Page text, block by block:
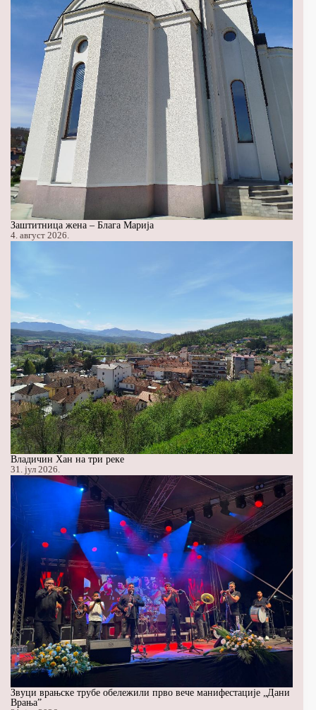
Заштитница жена – Блага Марија
4. август 2026.
Владичин Хан на три реке
31. јул 2026.
Звуци врањске трубе обележили прво вече манифестације „Дани
Врања”